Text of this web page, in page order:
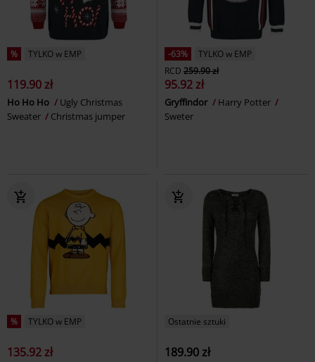
% TYLKO w EMP
119.90 zł
Ho Ho Ho
Ugly Christmas
Sweater
Christmas jumper
-63%
TYLKO w EMP
RCD 259.90 zł
95.92 zł
Gryffindor
Harry Potter
Sweter
% TYLKO w EMP
135.92 zł
Ostatnie sztuki
189.90 zł